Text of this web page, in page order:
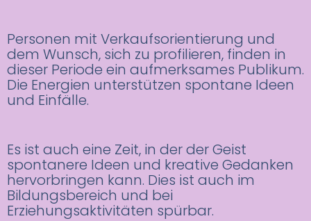
Personen mit Verkaufsorientierung und
dem Wunsch, sich zu profilieren, finden in
dieser Periode ein aufmerksames Publikum.
Die Energien unterstützen spontane Ideen
und Einfälle.
Es ist auch eine Zeit, in der der Geist
spontanere Ideen und kreative Gedanken
hervorbringen kann. Dies ist auch im
Bildungsbereich und bei
Erziehungsaktivitäten spürbar.